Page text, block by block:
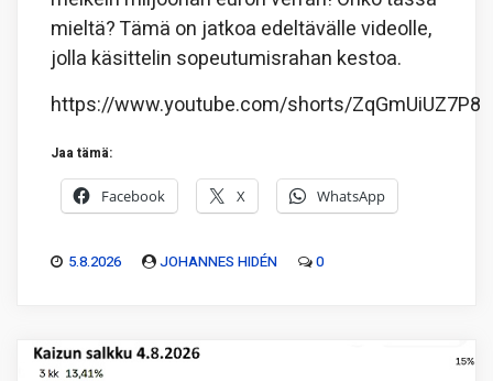
mieltä? Tämä on jatkoa edeltävälle videolle,
jolla käsittelin sopeutumisrahan kestoa.
https://www.youtube.com/shorts/ZqGmUiUZ7P8
Jaa tämä:
Facebook X WhatsApp
5.8.2026 JOHANNES HIDÉN 0